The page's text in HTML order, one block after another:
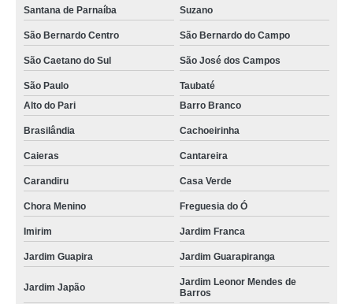
hidratação banco de couro de carros Imirim
valor de hidratação em couro de carros Vila Mazzei
hidratação em couro automotivo preço Jardim São Bento
higienização e hidratações de bancos de couro Cerqueira César
limpeza e hidratação de couro automotivo Imirim
valor de hidratação em couro automotivo Vila Chica Luíza
valor de hidratação banco de couro automotivo Ferraz de Vasconcelos
hidratações couro veículos Jardim Guarapiranga
serviço de hidratação em bancos de couro Caieras
Santana de Parnaíba Suzano
São Bernardo Centro São Bernardo do Campo
São Caetano do Sul São José dos Campos
São Paulo
Taubaté
Alto do Pari
Barro Branco
Brasilândia Cachoeirinha
Caieras Cantareira
Carandiru Casa Verde
Chora Menino Freguesia do Ó
Imirim Jardim Franca
Jardim Guapira Jardim Guarapiranga
Jardim Japão
Jardim Leonor Mendes de
Barros